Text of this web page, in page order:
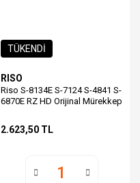
TÜKENDİ
RISO
Riso S-8134E S-7124 S-4841 S-
6870E RZ HD Orijinal Mürekkep
2.623,50 TL